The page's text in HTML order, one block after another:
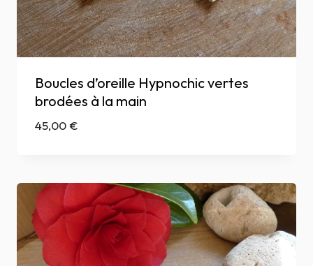
Boucles d’oreille Hypnochic vertes
brodées à la main
45,00€